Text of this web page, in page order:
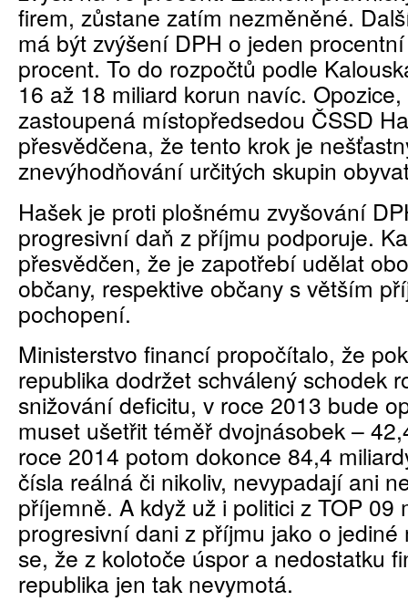
firem, zůstane zatím nezměněné.
má být zvýšení DPH o jeden
procent. To do rozpočtů podle
16 až 18 miliard korun navíc.
zastoupená místopředsedou ČSSD
přesvědčena, že tento krok je
znevýhodňování určitých skupin
Hašek je proti plošnému zvyšování
progresivní daň z příjmu podporuje.
přesvědčen, že je zapotřebí udělat
občany, respektive občany s větším
pochopení.
Ministerstvo financí propočítalo, že
republika dodržet schválený schodek
snižování deficitu, v roce 2013 bude
muset ušetřit téměř dvojnásobek –
roce 2014 potom dokonce 84,4
čísla reálná či nikoliv, nevypadají ani
příjemně. A když už i politici z TOP 09
progresivní dani z příjmu jako o jediné
se, že z kolotoče úspor a nedostatku
republika jen tak nevymotá.